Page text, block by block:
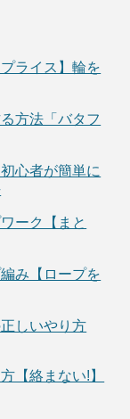
ライス】輪を
方法「バタフ
心者が簡単に
ーク【まと
み【ロープを
しいやり方
【絡まない!】